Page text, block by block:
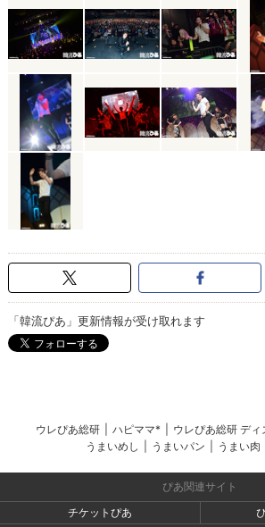
「韓流ぴあ」更新情報が受け取れます
ウレぴあ総研 ハピママ* ウレぴあ総研 ディ
うまいめし
うまいパン うまい肉
ぴあ関連サイト
チケットぴあ